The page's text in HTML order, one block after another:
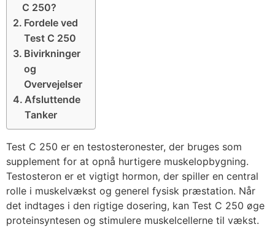
C 250?
Fordele ved
Test C 250
Bivirkninger
og
Overvejelser
Afsluttende
Tanker
Test C 250 er en testosteronester, der bruges som
supplement for at opnå hurtigere muskelopbygning.
Testosteron er et vigtigt hormon, der spiller en central
rolle i muskelvækst og generel fysisk præstation. Når
det indtages i den rigtige dosering, kan Test C 250 øge
proteinsyntesen og stimulere muskelcellerne til vækst.